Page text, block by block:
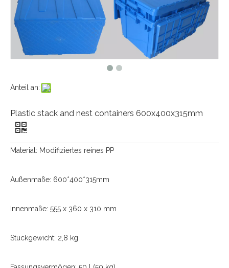
Anteil an:
Plastic stack and nest containers 600x400x315mm
Material: Modifiziertes reines PP
Außenmaße: 600*400*315mm
Innenmaße: 555 x 360 x 310 mm
Stückgewicht: 2,8 kg